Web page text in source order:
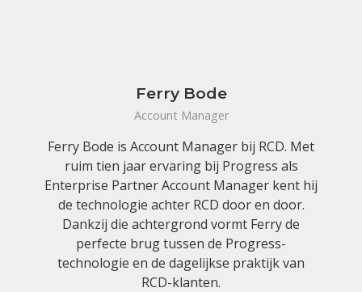
Ferry Bode
Account Manager
Ferry Bode is Account Manager bij RCD. Met
ruim tien jaar ervaring bij Progress als
Enterprise Partner Account Manager kent hij
de technologie achter RCD door en door.
Dankzij die achtergrond vormt Ferry de
perfecte brug tussen de Progress-
technologie en de dagelijkse praktijk van
RCD-klanten.